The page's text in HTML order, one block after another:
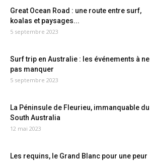
Great Ocean Road : une route entre surf,
koalas et paysages...
5 septembre 2023
Surf trip en Australie : les événements à ne
pas manquer
5 septembre 2023
La Péninsule de Fleurieu, immanquable du
South Australia
12 mai 2023
Les requins, le Grand Blanc pour une peur